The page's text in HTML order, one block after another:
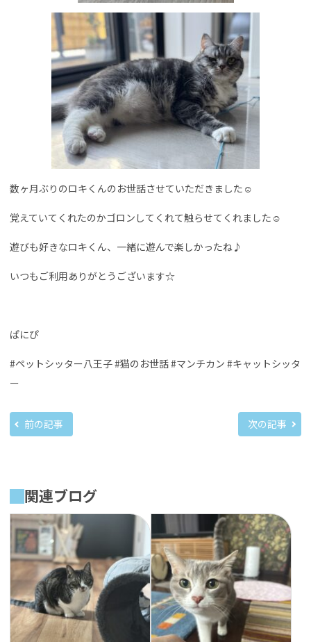
数ヶ月ぶりのロキくんのお世話させていただきました☺︎
覚えていてくれたのかゴロンしてくれて触らせてくれました☺︎
遊びも好きなロキくん、一緒に遊んで楽しかったね♪
いつもご利用ありがとうございます☆
ぱにぴ
#ペットシッター八王子 #猫のお世話 #マンチカン #キャットシッタ
ー
前の記事 次の記事
関連ブログ